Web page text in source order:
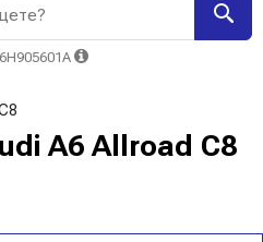
A6 Allroad C8